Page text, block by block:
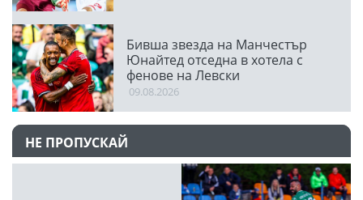
Бивша звезда на Манчестър
Юнайтед отседна в хотела с
фенове на Левски
09.08.2026
НЕ ПРОПУСКАЙ